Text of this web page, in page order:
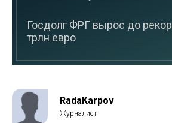
Госдолг ФРГ вырос до
трлн евро
RadaKarpov